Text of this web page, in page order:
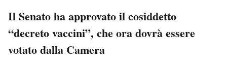
Il Senato ha approvato il cosiddetto
“decreto vaccini”, che ora dovrà essere
votato dalla Camera